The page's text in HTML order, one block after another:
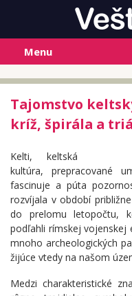
Menu
Tajomstvo
kríž, špirála a
Kelti, keltská
kultúra, prepracované
fascinuje a púta
rozvíjala v období
do prelomu letopočtu,
podľahli rímskej vojenskej
mnoho archeologických
žijúce vtedy na našom
Medzi charakteristické